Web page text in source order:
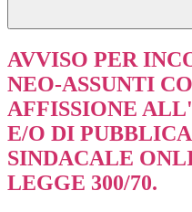
AVVISO PER
NEO-ASSUNTI
AFFISSIONE
E/O DI
SINDACALE
LEGGE 300/70.